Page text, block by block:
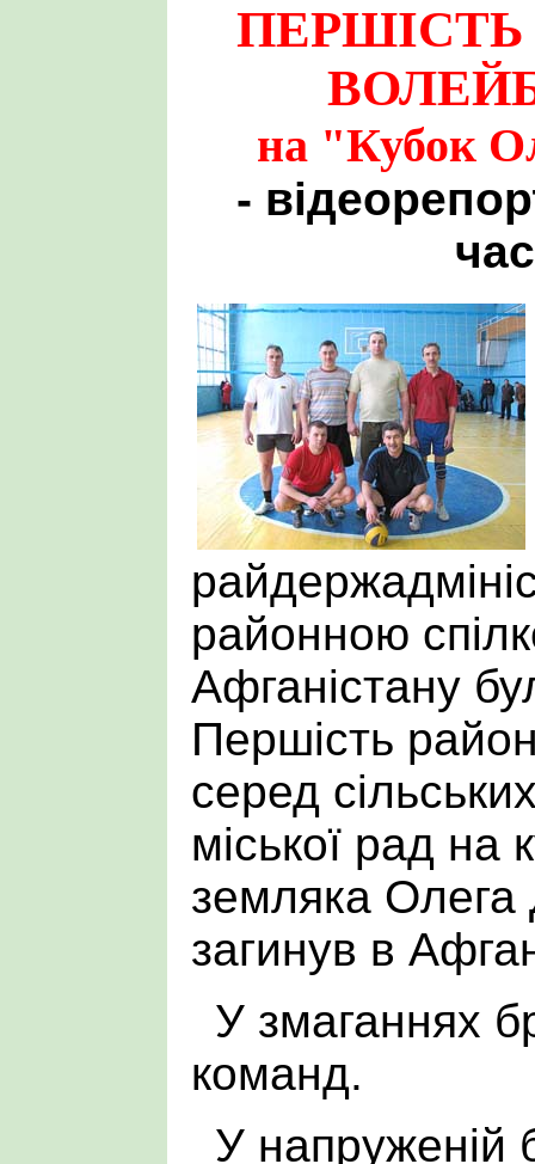
ПЕРШІСТЬ
на "Кубок
-
районною
Афганістану
Першість
серед
міської рад на
земляка
загинув в
У змаганнях
команд.
У напруженій